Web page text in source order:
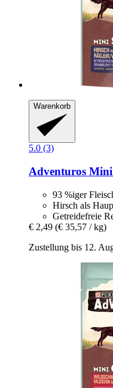
Warenkorb
5.0 (3)
Adventuros Mini
93 %iger
Hirsch als
Getreidefreie
€ 2,49 (€ 35,57 / kg)
Zustellung bis 12.